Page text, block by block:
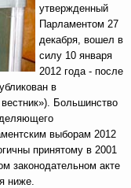
утвержденный
Парламентом 27
декабря, вошел в
силу 10 января
2012 года - после
в
Большинство
выборам 2012
принятому в 2001
законодательном акте
ниже.